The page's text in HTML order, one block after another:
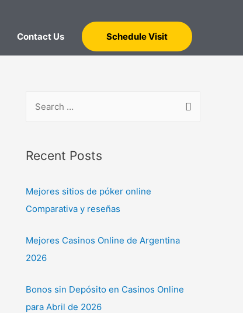
Contact Us Schedule Visit
Recent Posts
Mejores sitios de póker online
Comparativa y reseñas
Mejores Casinos Online de Argentina
2026
Bonos sin Depósito en Casinos Online
para Abril de 2026